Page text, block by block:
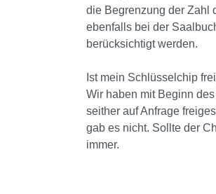
die Begrenzung der Zahl
ebenfalls bei der
berücksichtigt werden.
Ist mein Schlüsselchip
Wir haben mit Beginn
seither auf Anfrage
gab es nicht. Sollte der
immer.